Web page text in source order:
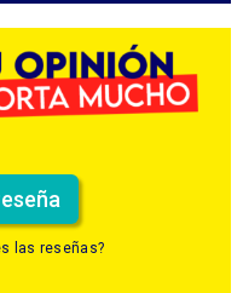
las reseñas?